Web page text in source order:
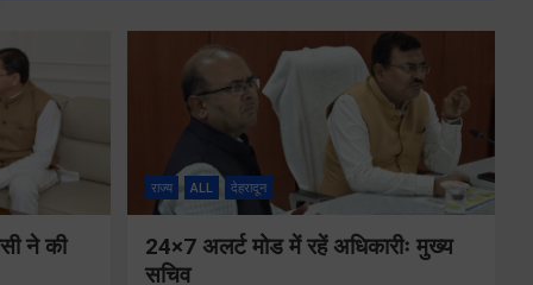
ने की
राज्य ALL देहरादून
24×7 अलर्ट मोड में रहें अधिकारीः मुख्य
सचिव